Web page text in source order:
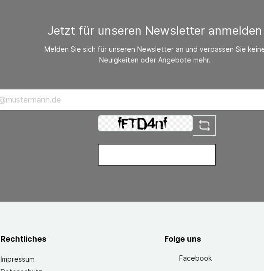
Jetzt für unseren Newsletter anmelden
Melden Sie sich für unseren Newsletter an und verpassen Sie
Neuigkeiten oder Angebote mehr.
Folge uns
Facebook
Rechtliches
Impressum